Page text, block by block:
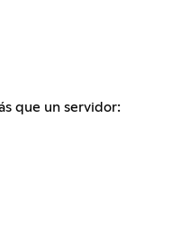
que un servidor: